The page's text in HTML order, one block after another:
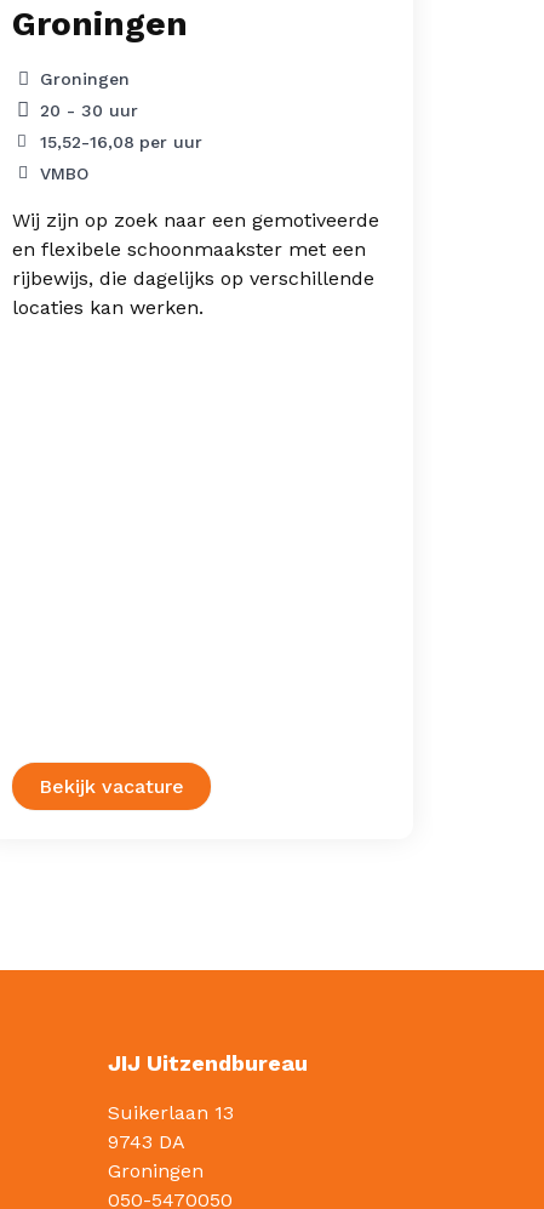
Groningen
Groningen
20 - 30 uur
15,52-16,08 per uur
VMBO
Wij zijn op zoek naar een gemotiveerde
en flexibele schoonmaakster met een
rijbewijs, die dagelijks op verschillende
locaties kan werken.
Bekijk vacature
JIJ Uitzendbureau
Suikerlaan 13
9743 DA
Groningen
050-5470050